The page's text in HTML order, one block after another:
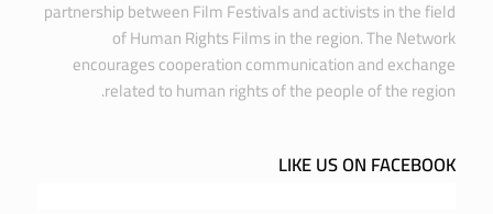
partnership between Film Festivals and activists in the field
of Human Rights Films in the region. The Network
encourages cooperation communication and exchange
related to human rights of the people of the region.
LIKE US ON FACEBOOK